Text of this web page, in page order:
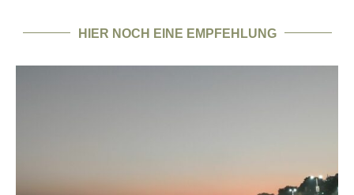
HIER NOCH EINE EMPFEHLUNG